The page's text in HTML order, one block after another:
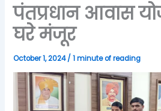
पंतप्रधान आवास
घरे मंजूर
October 1, 2024/1 minute of reading